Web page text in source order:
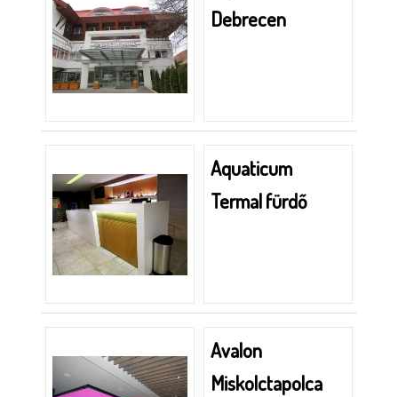
Debrecen
Aquaticum
Termal fürdő
Avalon
Miskolctapolca